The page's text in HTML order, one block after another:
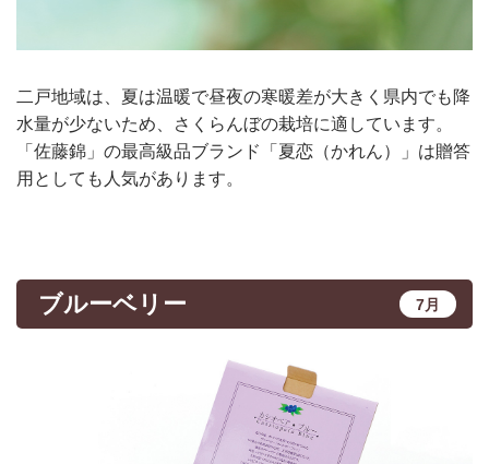
二戸地域は、夏は温暖で昼夜の寒暖差が大きく県内でも降
水量が少ないため、さくらんぼの栽培に適しています。
「佐藤錦」の最高級品ブランド「夏恋（かれん）」は贈答
用としても人気があります。
ブルーベリー 7月